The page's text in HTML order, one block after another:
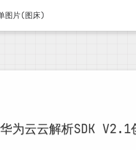
图片(图床)
华为云云解析SDK V2.1